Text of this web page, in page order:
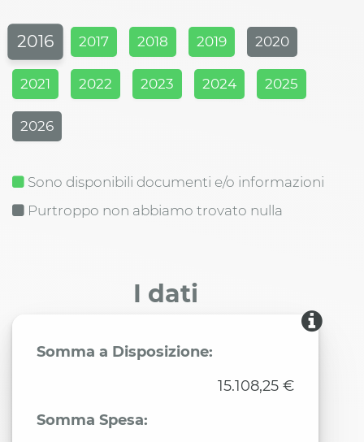
2016 2017 2018 2019 2020
2021 2022 2023 2024 2025
2026
Sono disponibili documenti e/o informazioni
Purtroppo non abbiamo trovato nulla
I dati
Somma a Disposizione:
15.108,25 €
Somma Spesa: